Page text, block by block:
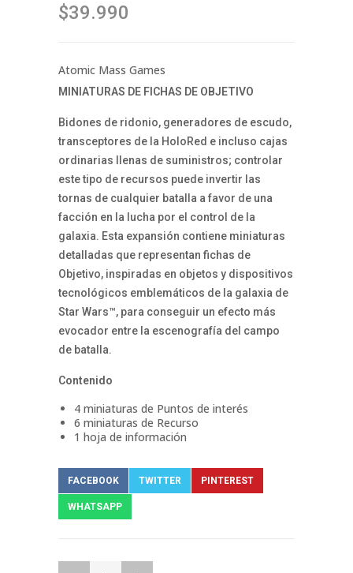
$39.990
Atomic Mass Games
MINIATURAS DE FICHAS DE OBJETIVO
Bidones de ridonio, generadores de escudo,
transceptores de la HoloRed e incluso cajas
ordinarias llenas de suministros; controlar
este tipo de recursos puede invertir las
tornas de cualquier batalla a favor de una
facción en la lucha por el control de la
galaxia. Esta expansión contiene miniaturas
detalladas que representan fichas de
Objetivo, inspiradas en objetos y dispositivos
tecnológicos emblemáticos de la galaxia de
Star Wars™, para conseguir un efecto más
evocador entre la escenografía del campo
de batalla.
Contenido
4 miniaturas de Puntos de interés
6 miniaturas de Recurso
1 hoja de información
FACEBOOK TWITTER PINTEREST
WHATSAPP